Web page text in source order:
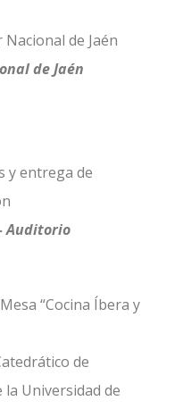
Nacional de Jaén
de Jaén
y entrega de
Auditorio
“Cocina Íbera y
de
Universidad de